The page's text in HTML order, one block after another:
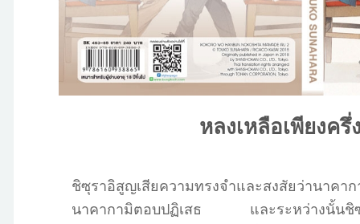
หลงเหลือเพียงครึ่
ชิซุราอิสูญเสียความทรงจำและสงสัยว่านาคา
นาคากามิตอบปฏิเสธ และระหว่างนั้นชิซุ